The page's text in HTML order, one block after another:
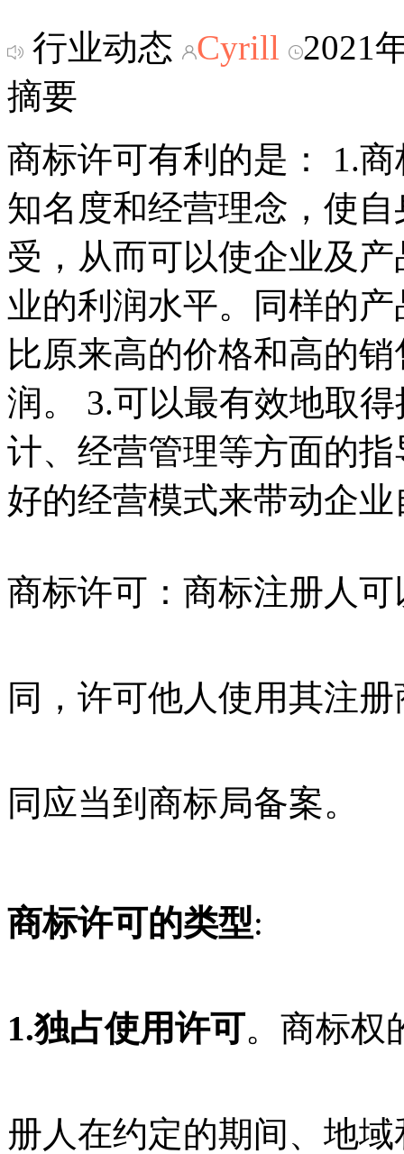
行业动态 Cyrill
2021
摘要
商标许可有利的是： 1.
知名度和经营理念，使
受，从而可以使企业及
业的利润水平。同样的
比原来高的价格和高的
润。 3.可以最有效地取
计、经营管理等方面的
好的经营模式来带动企
商标许可：商标注册人
同，许可他人使用其注
同应当到商标局备案。
商标许可的类型:
1.独占使用许可。商标权
册人在约定的期间、地